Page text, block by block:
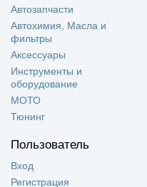
Автозапчасти
Автохимия, Масла и
фильтры
Аксессуары
Инструменты и
оборудование
МОТО
Тюнинг
Пользователь
Вход
Регистрация